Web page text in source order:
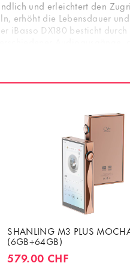
und erleichtert den
erhöht die Lebensdauer
DX180 besticht durch
SHANLING M3 PLUS
(6GB+64GB)
579.00 CHF